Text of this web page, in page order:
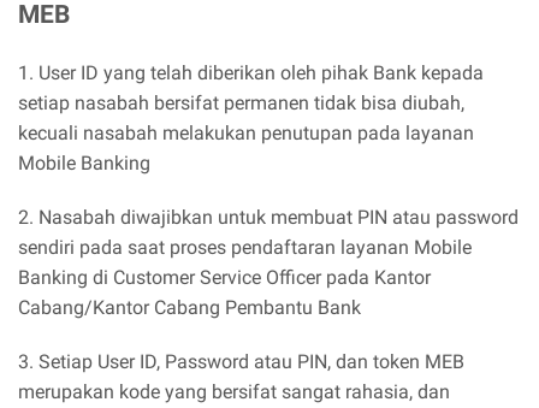
MEB
1. User ID yang telah diberikan oleh pihak Bank kepada
setiap nasabah bersifat permanen tidak bisa diubah,
kecuali nasabah melakukan penutupan pada layanan
Mobile Banking
2. Nasabah diwajibkan untuk membuat PIN atau password
sendiri pada saat proses pendaftaran layanan Mobile
Banking di Customer Service Officer pada Kantor
Cabang/Kantor Cabang Pembantu Bank
3. Setiap User ID, Password atau PIN, dan token MEB
merupakan kode yang bersifat sangat rahasia, dan